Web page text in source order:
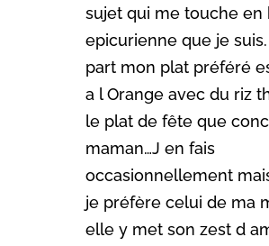
sujet qui me touche en
epicurienne que je
part mon plat préféré
a l Orange avec du riz
le plat de fête que
maman…J en fais
occasionnellement
je préfère celui de ma
elle y met son zest d